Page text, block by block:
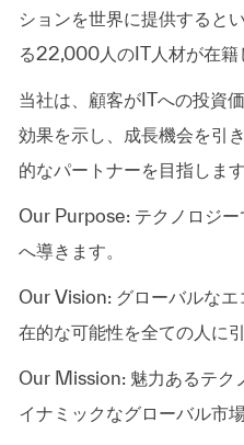
ションを世界に提供すると
る22,000人のIT人材が在籍
当社は、顧客がITへの投資
効果を示し、成長機会を引
的なパートナーを目指します
Our Purpose: テクノロジー
へ導きます。
Our Vision: グローバルなエ
在的な可能性を全ての人に
Our Mission: 魅力あるテク
イナミックなグローバル市